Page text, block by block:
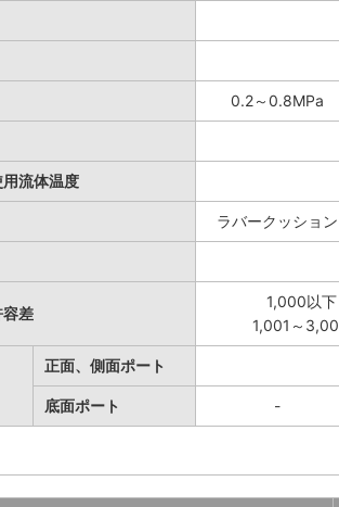
0.2～0.8MPa
流体温度
ラバークッション
容差
1,000以
1,001～
正面、側面ポート
底面ポート -